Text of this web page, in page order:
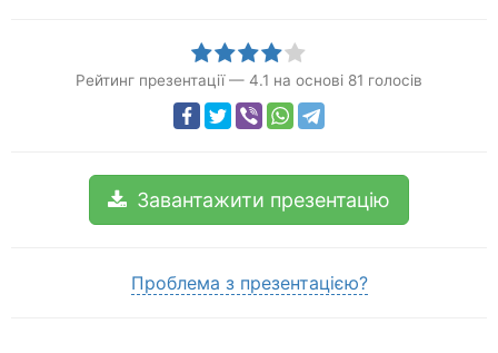
Рейтинг презентації — 4.1 на основі 81 голосів
Завантажити презентацію
Проблема з презентацією?